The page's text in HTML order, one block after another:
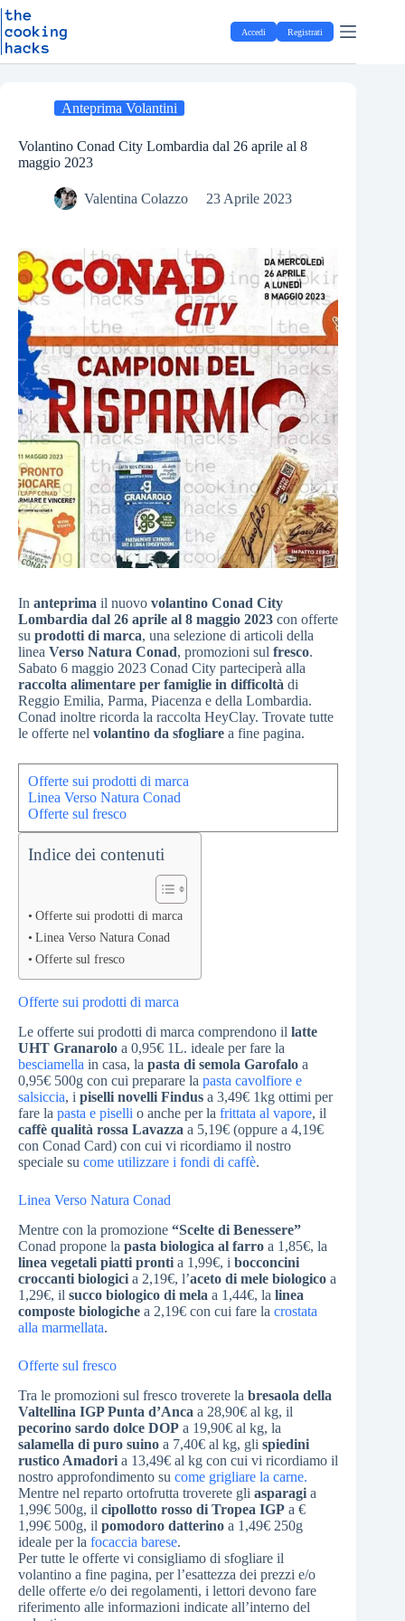
S
t
Salta
al
contenuto
Accedi Registrati
Anteprima Volantini
Volantino Conad City Lombardia dal 26 aprile al 8
maggio 2023
Valentina Colazzo 23 Aprile 2023
In anteprima il nuovo volantino Conad City
Lombardia dal 26 aprile al 8 maggio 2023 con offerte
su prodotti di marca, una selezione di articoli della
linea Verso Natura Conad, promozioni sul fresco.
Sabato 6 maggio 2023 Conad City parteciperà alla
raccolta alimentare per famiglie in difficoltà di
Reggio Emilia, Parma, Piacenza e della Lombardia.
Conad inoltre ricorda la raccolta HeyClay. Trovate tutte
le offerte nel volantino da sfogliare a fine pagina.
Offerte sui prodotti di marca
Linea Verso Natura Conad
Offerte sul fresco
Indice dei contenuti
Offerte sui prodotti di marca
Linea Verso Natura Conad
Offerte sul fresco
Offerte sui prodotti di marca
Le offerte sui prodotti di marca comprendono il latte
UHT Granarolo a 0,95€ 1L. ideale per fare la
besciamella in casa, la pasta di semola Garofalo a
0,95€ 500g con cui preparare la pasta cavolfiore e
salsiccia, i piselli novelli Findus a 3,49€ 1kg ottimi per
fare la pasta e piselli o anche per la frittata al vapore, il
caffè qualità rossa Lavazza a 5,19€ (oppure a 4,19€
con Conad Card) con cui vi ricordiamo il nostro
speciale su come utilizzare i fondi di caffè.
Linea Verso Natura Conad
Mentre con la promozione “Scelte di Benessere”
Conad propone la pasta biologica al farro a 1,85€, la
linea vegetali piatti pronti a 1,99€, i bocconcini
croccanti biologici a 2,19€, l’aceto di mele biologico a
1,29€, il succo biologico di mela a 1,44€, la linea
composte biologiche a 2,19€ con cui fare la crostata
alla marmellata.
Offerte sul fresco
Tra le promozioni sul fresco troverete la bresaola della
Valtellina IGP Punta d’Anca a 28,90€ al kg, il
pecorino sardo dolce DOP a 19,90€ al kg, la
salamella di puro suino a 7,40€ al kg, gli spiedini
rustico Amadori a 13,49€ al kg con cui vi ricordiamo il
nostro approfondimento su come grigliare la carne.
Mentre nel reparto ortofrutta troverete gli asparagi a
1,99€ 500g, il cipollotto rosso di Tropea IGP a €
1,99€ 500g, il pomodoro datterino a 1,49€ 250g
ideale per la focaccia barese.
Per tutte le offerte vi consigliamo di sfogliare il
volantino a fine pagina, per l’esattezza dei prezzi e/o
delle offerte e/o dei regolamenti, i lettori devono fare
riferimento alle informazioni indicate all’interno del